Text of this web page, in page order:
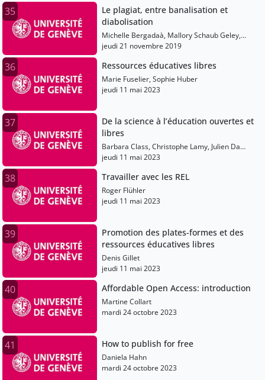
35
Le plagiat, entre banalisation et
diabolisation
Michelle Bergadaà, Mallory Schaub Geley,
Bétrancourt Mireille
jeudi 21 novembre 2019
36 Ressources éducatives libres
Marie Fuselier, Sophie Huber
jeudi 11 mai 2023
37
De la science à l’éducation ouvertes et
libres
Barbara Class, Christophe Lamy, Julien Da
Costa
jeudi 11 mai 2023
38 Travailler avec les REL
Roger Flühler
jeudi 11 mai 2023
39
Promotion des plates-formes et des
ressources éducatives libres
Denis Gillet
jeudi 11 mai 2023
40 Affordable Open Access: introduction
Martine Collart
mardi 24 octobre 2023
41 How to publish for free
Daniela Hahn
mardi 24 octobre 2023